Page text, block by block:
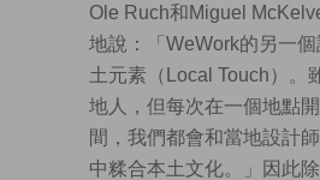
Ole Ruch和Miguel
地說：「WeWork的另一
土元素（Local Touch）。
地人，但每次在一個地點
間，我們都會和當地設計
中糅合本土文化。」因此